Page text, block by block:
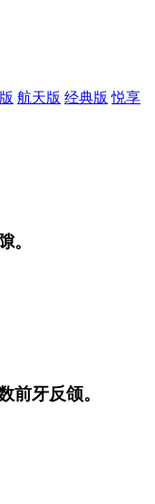
航天版 经典版 悦享
。
前牙反颌。